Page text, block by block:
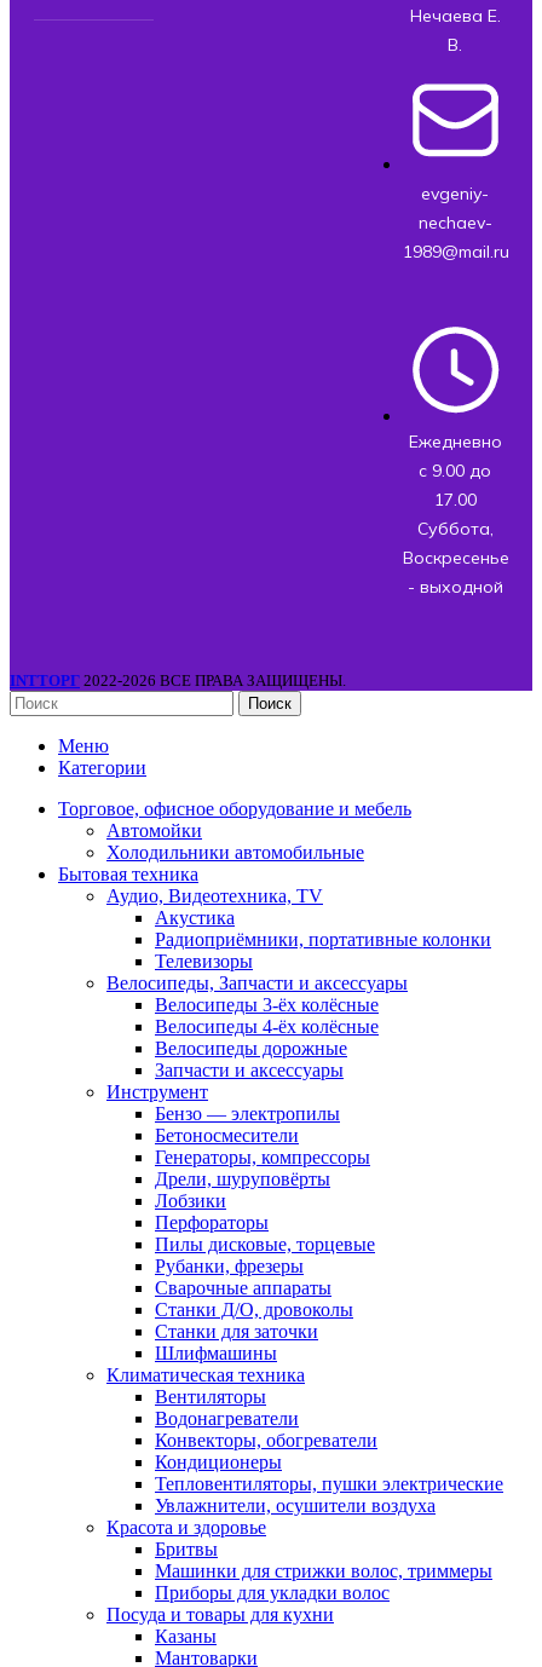
Нечаева Е.
В.
evgeniy-
nechaev-
1989@mail.ru
Ежедневно
с 9.00 до
17.00
Суббота,
Воскресенье
- выходной
INTТОРГ 2022-2026 ВСЕ ПРАВА ЗАЩИЩЕНЫ.
Поиск
Меню
Категории
Торговое, офисное оборудование и мебель
Автомойки
Холодильники автомобильные
Бытовая техника
Аудио, Видеотехника, TV
Акустика
Радиоприёмники, портативные колонки
Телевизоры
Велосипеды, Запчасти и аксессуары
Велосипеды 3-ёх колёсные
Велосипеды 4-ёх колёсные
Велосипеды дорожные
Запчасти и аксессуары
Инструмент
Бензо — электропилы
Бетоносмесители
Генераторы, компрессоры
Дрели, шуруповёрты
Лобзики
Перфораторы
Пилы дисковые, торцевые
Рубанки, фрезеры
Сварочные аппараты
Станки Д/О, дровоколы
Станки для заточки
Шлифмашины
Климатическая техника
Вентиляторы
Водонагреватели
Конвекторы, обогреватели
Кондиционеры
Тепловентиляторы, пушки электрические
Увлажнители, осушители воздуха
Красота и здоровье
Бритвы
Машинки для стрижки волос, триммеры
Приборы для укладки волос
Посуда и товары для кухни
Казаны
Мантоварки